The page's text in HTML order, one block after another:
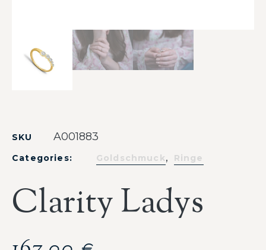
SKU A001883
Categories: Goldschmuck, Ringe
Clarity Ladys